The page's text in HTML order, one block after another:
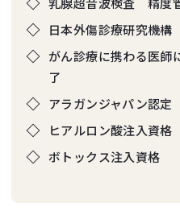
日本外傷診療研究機
がん診療に携わる医
了
アラガンジャパン認定
ヒアルロン酸注入資格
ボトックス注入資格